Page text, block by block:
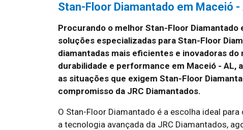
Stan-Floor Diamantado em Maceió -
Procurando o melhor Stan-Floor Diamantado
soluções especializadas para Stan-Floor
diamantadas mais eficientes e inovadoras
durabilidade e performance em Maceió - AL,
as situações que exigem Stan-Floor
compromisso da JRC Diamantados.
O Stan-Floor Diamantado é a escolha ideal
a tecnologia avançada da JRC Diamantados,